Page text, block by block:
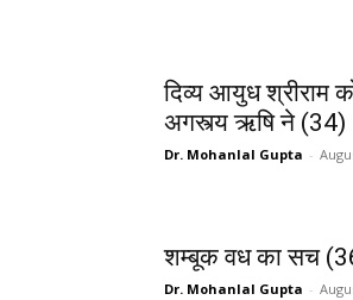
दिव्य आयुध श्रीराम
अगस्त्य ऋषि ने (34)
Dr. Mohanlal Gupta -
शम्बूक वध का सच
Dr. Mohanlal Gupta -